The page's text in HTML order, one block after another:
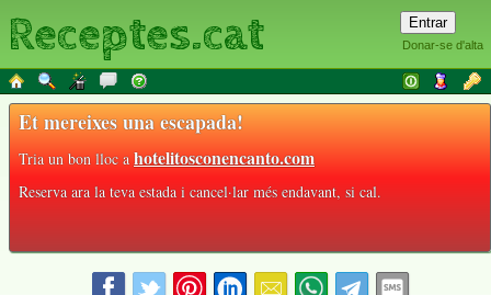
Donar-se d'alta
Receptes.cat
Et mereixes una escapada!
Tria un bon lloc ahotelitosconencanto.com
Reserva ara la teva estada i cancel·lar més endavant, si cal.